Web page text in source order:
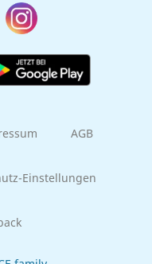
AGB
Einstellungen